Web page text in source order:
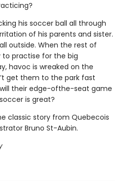
his soccer ball all through
of his parents and sister.
outside. When the rest of
to practise for the big
havoc is wreaked on the
get them to the park fast
their edge-ofthe-seat game
is great?
classic story from Quebecois
Bruno St-Aubin.